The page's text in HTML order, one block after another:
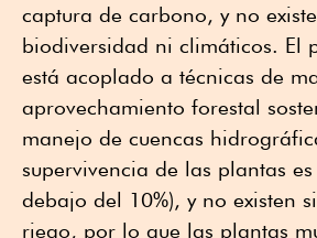
captura de carbono, y no
biodiversidad ni climáticos. El
está acoplado a técnicas de
aprovechamiento forestal
manejo de cuencas
supervivencia de las plantas
debajo del 10%), y no existen
riego, por lo que las plantas